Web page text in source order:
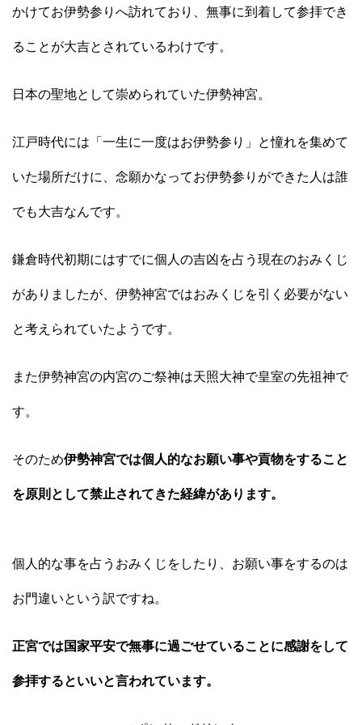
かけてお伊勢参りへ訪れており、無事に到着して参拝でき
ることが大吉とされているわけです。
日本の聖地として崇められていた伊勢神宮。
江戸時代には「一生に一度はお伊勢参り」と憧れを集めて
いた場所だけに、念願かなってお伊勢参りができた人は誰
でも大吉なんです。
鎌倉時代初期にはすでに個人の吉凶を占う現在のおみくじ
がありましたが、伊勢神宮ではおみくじを引く必要がない
と考えられていたようです。
また伊勢神宮の内宮のご祭神は天照大神で皇室の先祖神で
す。
そのため伊勢神宮では個人的なお願い事や貢物をすること
を原則として禁止されてきた経緯があります。
個人的な事を占うおみくじをしたり、お願い事をするのは
お門違いという訳ですね。
正宮では国家平安で無事に過ごせていることに感謝をして
参拝するといいと言われています。